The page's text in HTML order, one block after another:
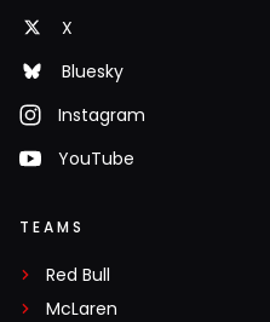
X
Bluesky
Instagram
YouTube
TEAMS
Red Bull
McLaren